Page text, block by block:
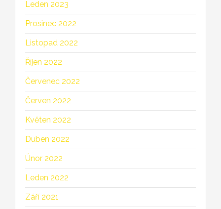
Leden 2023
Prosinec 2022
Listopad 2022
Říjen 2022
Červenec 2022
Červen 2022
Květen 2022
Duben 2022
Únor 2022
Leden 2022
Září 2021